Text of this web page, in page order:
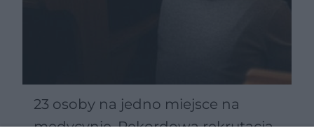
23 osoby na jedno miejsce na
medycynie. Rekordowa rekrutacja